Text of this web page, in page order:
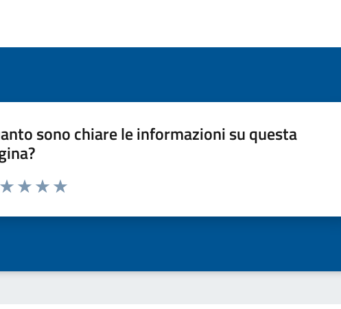
sono chiare le informazioni su questa
da 1 a 5 stelle la pagina